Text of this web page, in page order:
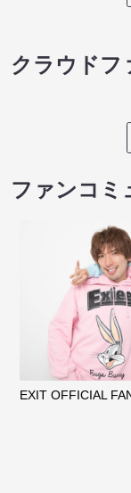
クラウドフ
ファンコミ
EXIT OFFICIAL